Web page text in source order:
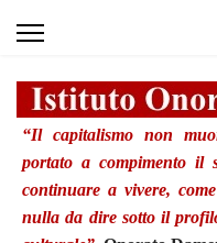
“Il capitalismo non
portato a compimento il
continuare a vivere,
nulla da dire sotto il